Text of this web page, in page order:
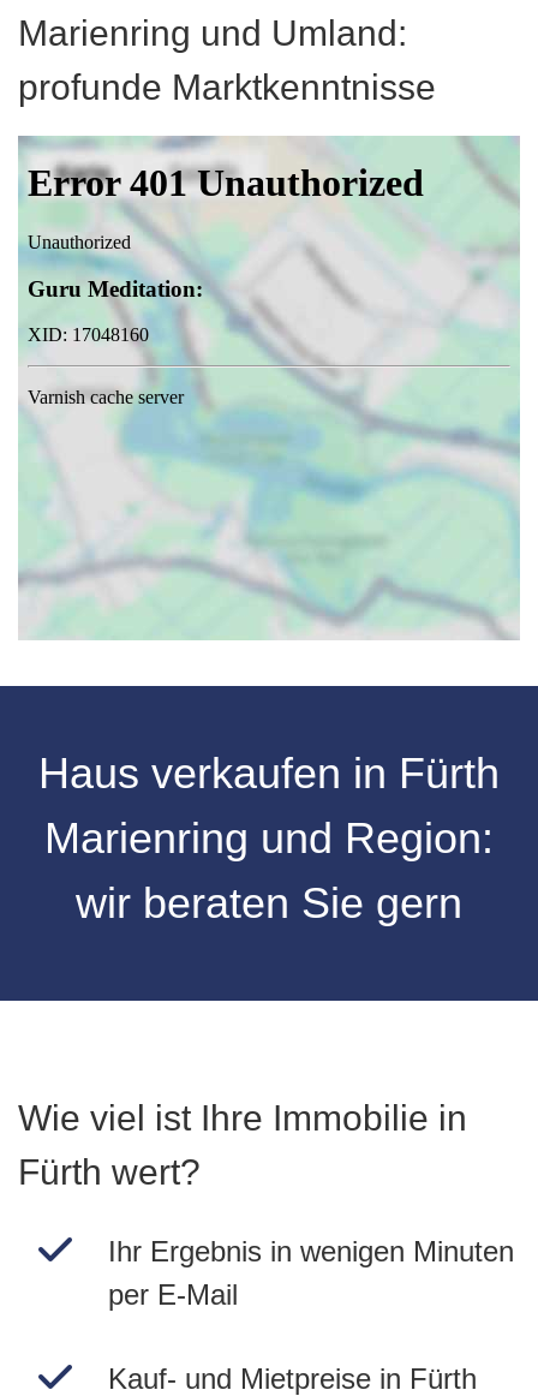
Marienring und Umland:
profunde Marktkenntnisse
Haus verkaufen in Fürth
Marienring und Region:
wir beraten Sie gern
Wie viel ist Ihre Immobilie in
Fürth wert?
Ihr Ergebnis in wenigen Minuten
per E-Mail
Kauf- und Mietpreise in Fürth